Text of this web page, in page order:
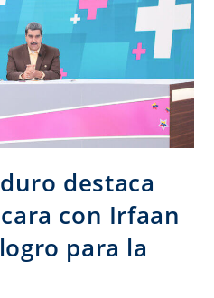
destaca
con Irfaan
para la